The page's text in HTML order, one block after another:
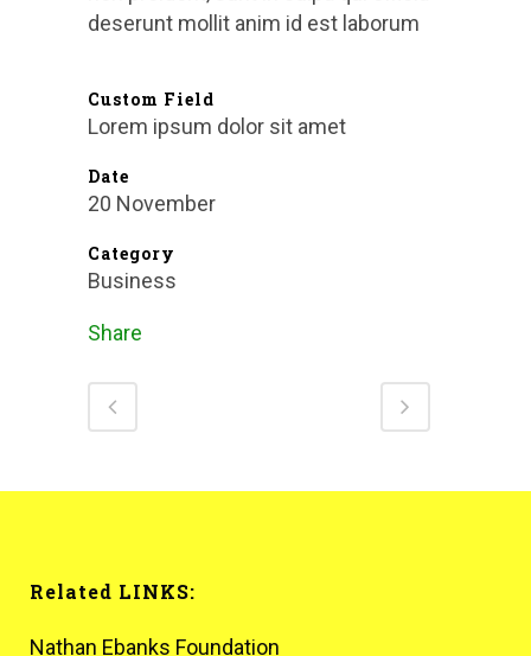
deserunt mollit anim id est laborum
Custom Field
Lorem ipsum dolor sit amet
Date
20 November
Category
Business
Share
Related LINKS:
Nathan Ebanks Foundation